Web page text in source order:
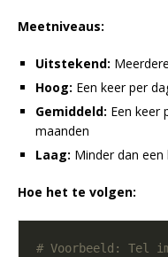
Meetniveaus:
Uitstekend:
Hoog: Een keer per
Gemiddeld: Een keer
maanden
Laag: Minder dan
Hoe het te volgen:
# Voorbeeld: Tel